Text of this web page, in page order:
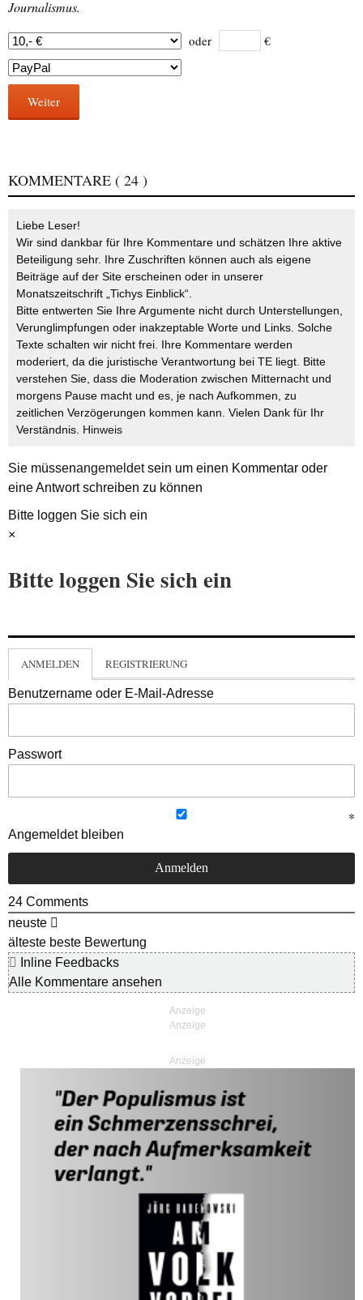
Journalismus.
oder €
Weiter
KOMMENTARE ( 24 )
Liebe Leser!
Wir sind dankbar für Ihre Kommentare und schätzen Ihre aktive
Beteiligung sehr. Ihre Zuschriften können auch als eigene
Beiträge auf der Site erscheinen oder in unserer
Monatszeitschrift „Tichys Einblick“.
Bitte entwerten Sie Ihre Argumente nicht durch Unterstellungen,
Verunglimpfungen oder inakzeptable Worte und Links. Solche
Texte schalten wir nicht frei. Ihre Kommentare werden
moderiert, da die juristische Verantwortung bei TE liegt. Bitte
verstehen Sie, dass die Moderation zwischen Mitternacht und
morgens Pause macht und es, je nach Aufkommen, zu
zeitlichen Verzögerungen kommen kann. Vielen Dank für Ihr
Verständnis. Hinweis
Sie müssenangemeldetsein um einen Kommentar oder
eine Antwort schreiben zu können
Bitte loggen Sie sich ein
×
Bitte loggen Sie sich ein
ANMELDEN REGISTRIERUNG
Benutzername oder E-Mail-Adresse
Passwort
Angemeldet bleiben
24 Comments
neuste
älteste beste Bewertung
Inline Feedbacks
Alle Kommentare ansehen
Anzeige